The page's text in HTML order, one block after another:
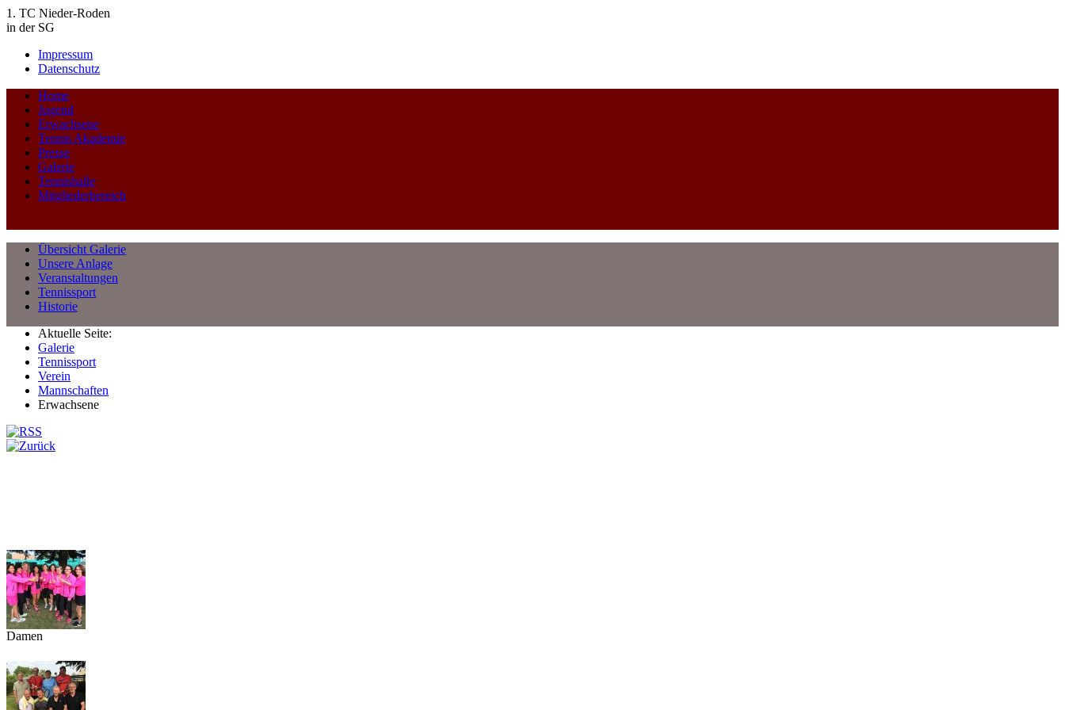
1. TC Nieder-Roden
in der SG
Impressum
Datenschutz
Home
Jugend
Erwachsene
Tennis Akademie
Presse
Galerie
Tennishalle
Mitgliederbereich
Übersicht Galerie
Unsere Anlage
Veranstaltungen
Tennissport
Historie
Aktuelle Seite:
Galerie
Tennissport
Verein
Mannschaften
Erwachsene
Damen